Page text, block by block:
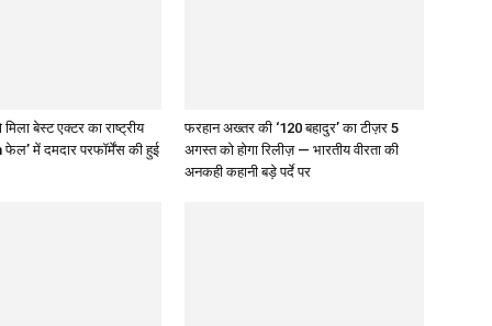
बेस्ट एक्टर का राष्ट्रीय
फेल’ में दमदार परफॉर्मेंस की हुई
फरहान अख्तर की ‘120 बहादुर’ का टीज़र 5
अगस्त को होगा रिलीज़ — भारतीय वीरता की
अनकही कहानी बड़े पर्दे पर